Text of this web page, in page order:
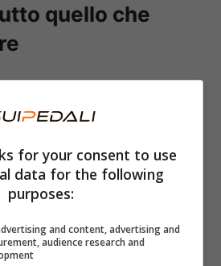
quello che
accettato con
della tassa in
problemi ai cittadini. Gli
notato degli errori non
unaddebito sbagliato in
for your consent to use
data for the following
purposes:
and content, advertising and
audience research and